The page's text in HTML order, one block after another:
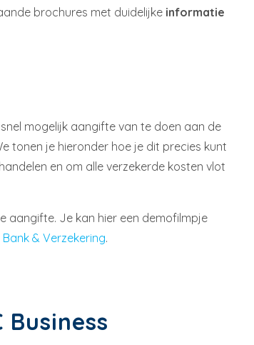
brochures met duidelijke informatie
mogelijk aangifte van te doen aan de
tonen je hieronder hoe je dit precies kunt
en om alle verzekerde kosten vlot
aangifte. Je kan hier een demofilmpje
& Verzekering.